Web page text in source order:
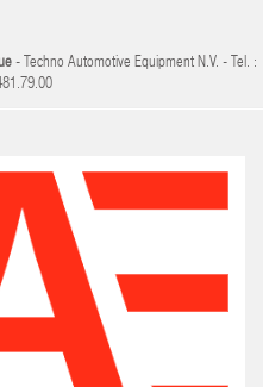
- Techno Automotive Equipment N.V. - Tel. :